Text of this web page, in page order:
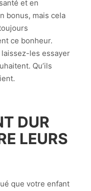
et en
bonus, mais cela
ce bonheur.
les essayer
Qu’ils
DUR
LEURS
que votre enfant